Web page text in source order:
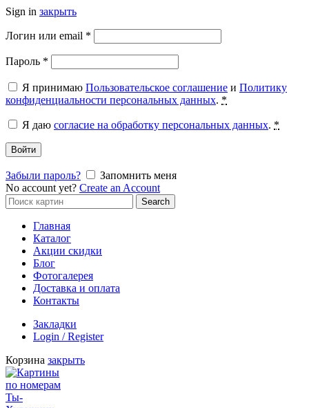
Sign in закрыть
Логин или email *
Пароль *
Я принимаю Пользовательское соглашение и Политику
конфиденциальности персональных данных. *
Я даю согласие на обработку персональных данных. *
Войти
Забыли пароль?
Запомнить меня
No account yet? Create an Account
Search
for:
Search
Главная
Каталог
Акции скидки
Блог
Фотогалерея
Доставка и оплата
Контакты
Закладки
Login / Register
Корзина закрыть